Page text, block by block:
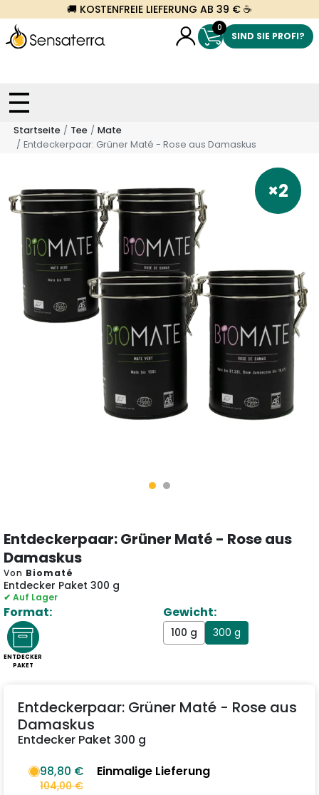
🚚 KOSTENFREIE LIEFERUNG AB 39 € ☕
0
SIND SIE PROFI?
Startseite Tee
Mate
Entdeckerpaar: Grüner Maté - Rose aus Damaskus
×2
Entdeckerpaar: Grüner Maté - Rose aus
Damaskus
Von Biomaté
Entdecker Paket 300 g
✔ Auf Lager
Format:
ENTDECKER
PAKET
Gewicht:
100 g 300 g
Entdeckerpaar: Grüner Maté - Rose aus
Damaskus
Entdecker Paket 300 g
98,80 €
104,00 €
Einmalige Lieferung